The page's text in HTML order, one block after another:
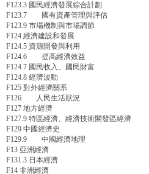
F123.3 國民經濟發展綜合計劃
F123.7 國有資產管理與評估
F123.9 市場機制與市場調節
F124 經濟建設和發展
F124.5 資源開發與利用
F124.6 提高經濟效益
F124.7 國民收入、國民財富
F124.8 經濟波動
F125 對外經濟關系
F126 人民生活狀況
F127 地方經濟
F127.9 特區經濟、經濟技術開發區經濟
F129 中國經濟史
F129.9 中國經濟地理
F13 亞洲經濟
F131.3 日本經濟
F14 非洲經濟